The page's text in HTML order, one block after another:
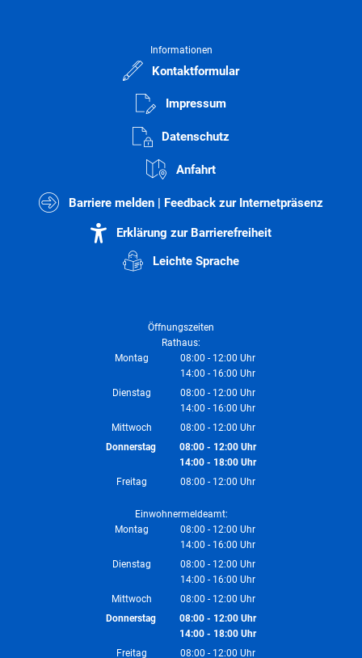
Informationen
Kontaktformular
Impressum
Datenschutz
Anfahrt
Barriere melden | Feedback zur Internetpräsenz
Erklärung zur Barrierefreiheit
Leichte Sprache
Öffnungszeiten
Rathaus:
Montag
08:00 - 12:00 Uhr
Von 08:00 bis 12:00 Uhr
14:00 - 16:00 Uhr
Von 14:00 bis 16:00 Uhr
Dienstag 08:00 - 12:00 Uhr
Von 08:00 bis 12:00 Uhr
14:00 - 16:00 Uhr
Von 14:00 bis 16:00 Uhr
Mittwoch 08:00 - 12:00 Uhr
Von 08:00 bis 12:00 Uhr
Donnerstag 08:00- 12:00Uhr
Von 08:00 bis 12:00 Uhr
14:00- 18:00Uhr
Von 14:00 bis 18:00 Uhr
Freitag 08:00 - 12:00 Uhr
Einwohnermeldeamt:
Montag
08:00 - 12:00 Uhr
Von 08:00 bis 12:00 Uhr
14:00 - 16:00 Uhr
Von 14:00 bis 16:00 Uhr
Dienstag 08:00 - 12:00 Uhr
Von 08:00 bis 12:00 Uhr
14:00 - 16:00 Uhr
Von 14:00 bis 16:00 Uhr
Mittwoch 08:00 - 12:00 Uhr
Von 08:00 bis 12:00 Uhr
Donnerstag 08:00- 12:00Uhr
Von 08:00 bis 12:00 Uhr
14:00- 18:00Uhr
Von 14:00 bis 18:00 Uhr
Freitag 08:00 - 12:00 Uhr